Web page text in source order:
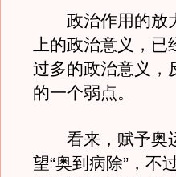
政治作用的放大
上的政治意义，已
过多的政治意义，
的一个弱点。
看来，赋予奥运
望“奥到病除”，不